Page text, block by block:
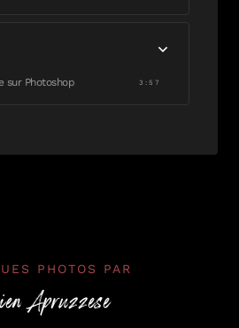
sur Photoshop 3:57
PHOTOS PAR
Apruzzese